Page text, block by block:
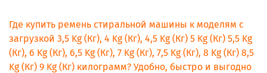
Где купить ремень стиральной машины к моделям с
загрузкой 3,5 Kg (Кг), 4 Kg (Кг), 4,5 Kg (Кг) 5 Kg (Кг) 5,5 Kg
(Кг), 6 Kg (Кг), 6,5 Kg (Кг), 7 Kg (Кг), 7,5 Kg (Кг), 8 Kg (Кг) 8,5
Kg (Кг) 9 Kg (Кг) килограмм? Удобно, быстро и выгодно